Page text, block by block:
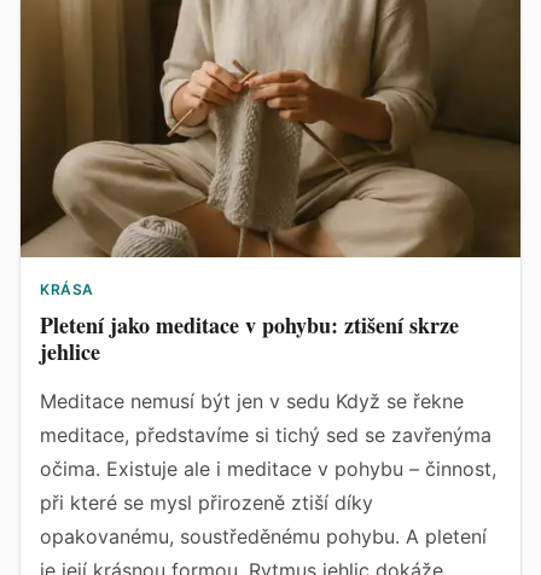
KRÁSA
Pletení jako meditace v pohybu: ztišení skrze
jehlice
Meditace nemusí být jen v sedu Když se řekne
meditace, představíme si tichý sed se zavřenýma
očima. Existuje ale i meditace v pohybu – činnost,
při které se mysl přirozeně ztiší díky
opakovanému, soustředěnému pohybu. A pletení
je její krásnou formou. Rytmus jehlic dokáže